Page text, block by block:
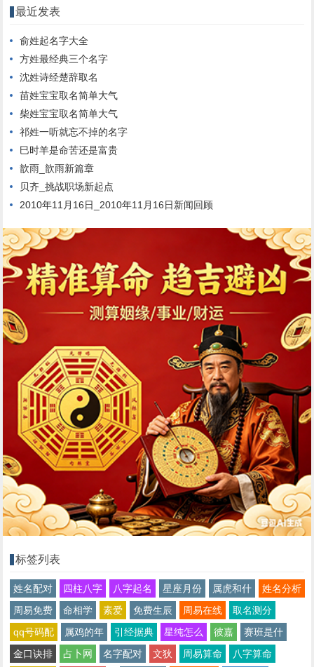
最近发表
俞姓起名字大全
方姓最经典三个名字
沈姓诗经楚辞取名
苗姓宝宝取名简单大气
柴姓宝宝取名简单大气
祁姓一听就忘不掉的名字
巳时羊是命苦还是富贵
歆雨_歆雨新篇章
贝齐_挑战职场新起点
2010年11月16日_2010年11月16日新闻回顾
标签列表
姓名配对 四柱八字 八字起名 星座月份 属虎和什
姓名分析
周易免费
命相学 素爱 免费生辰 周易在线
取名测分
qq号码配
属鸡的年 引经据典 星纯怎么 彼嘉
赛班是什
金口诀排
占卜网 名字配对 文狄 周易算命
八字算命